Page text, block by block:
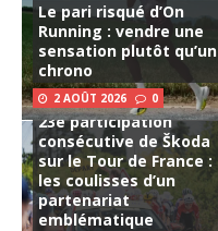
Le pari risqué d’On
Running : vendre une
sensation plutôt qu’un
chrono
2 AOÛT 2026 0
23e participation
consécutive de Škoda
sur le Tour de France :
les coulisses d’un
partenariat
emblématique